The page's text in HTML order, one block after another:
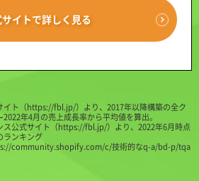
イトで詳しく見る
イト（https://fbl.jp/）より、2017年以降構築の全ク
年4月の売上成長率から平均値を算出。
公式サイト（https://fbl.jp/）より、2022年6月時点
ランキング
community.shopify.com/c/技術的なq-a/bd-p/tqa